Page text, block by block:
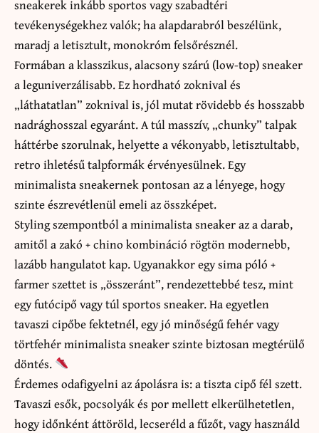
sneakerek inkább sportos vagy szabadtéri
tevékenységekhez valók; ha alapdarabról beszélünk,
maradj a letisztult, monokróm felsőrésznél.
Formában a klasszikus, alacsony szárú (low-top) sneaker
a leguniverzálisabb. Ez hordható zoknival és
„láthatatlan” zoknival is, jól mutat rövidebb és hosszabb
nadrághosszal egyaránt. A túl masszív, „chunky” talpak
háttérbe szorulnak, helyette a vékonyabb, letisztultabb,
retro ihletésű talpformák érvényesülnek. Egy
minimalista sneakernek pontosan az a lényege, hogy
szinte észrevétlenül emeli az összképet.
Styling szempontból a minimalista sneaker az a darab,
amitől a zakó + chino kombináció rögtön modernebb,
lazább hangulatot kap. Ugyanakkor egy sima póló +
farmer szettet is „összeránt”, rendezettebbé tesz, mint
egy futócipő vagy túl sportos sneaker. Ha egyetlen
tavaszi cipőbe fektetnél, egy jó minőségű fehér vagy
törtfehér minimalista sneaker szinte biztosan megtérülő
döntés.
Érdemes odafigyelni az ápolásra is: a tiszta cipő fél szett.
Tavaszi esők, pocsolyák és por mellett elkerülhetetlen,
hogy időnként áttöröld, lecseréld a fűzőt, vagy használd